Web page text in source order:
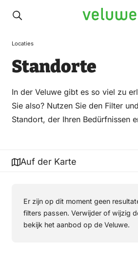
Veluwe
Locaties
Standorte
In der Veluwe gibt es so viel zu
Sie also? Nutzen Sie den Filter
Standort, der Ihren Bedürfnissen
Auf der Karte
Er zijn op dit moment geen
filters passen. Verwijder of wijzig
bekijk het aanbod op de Veluwe.